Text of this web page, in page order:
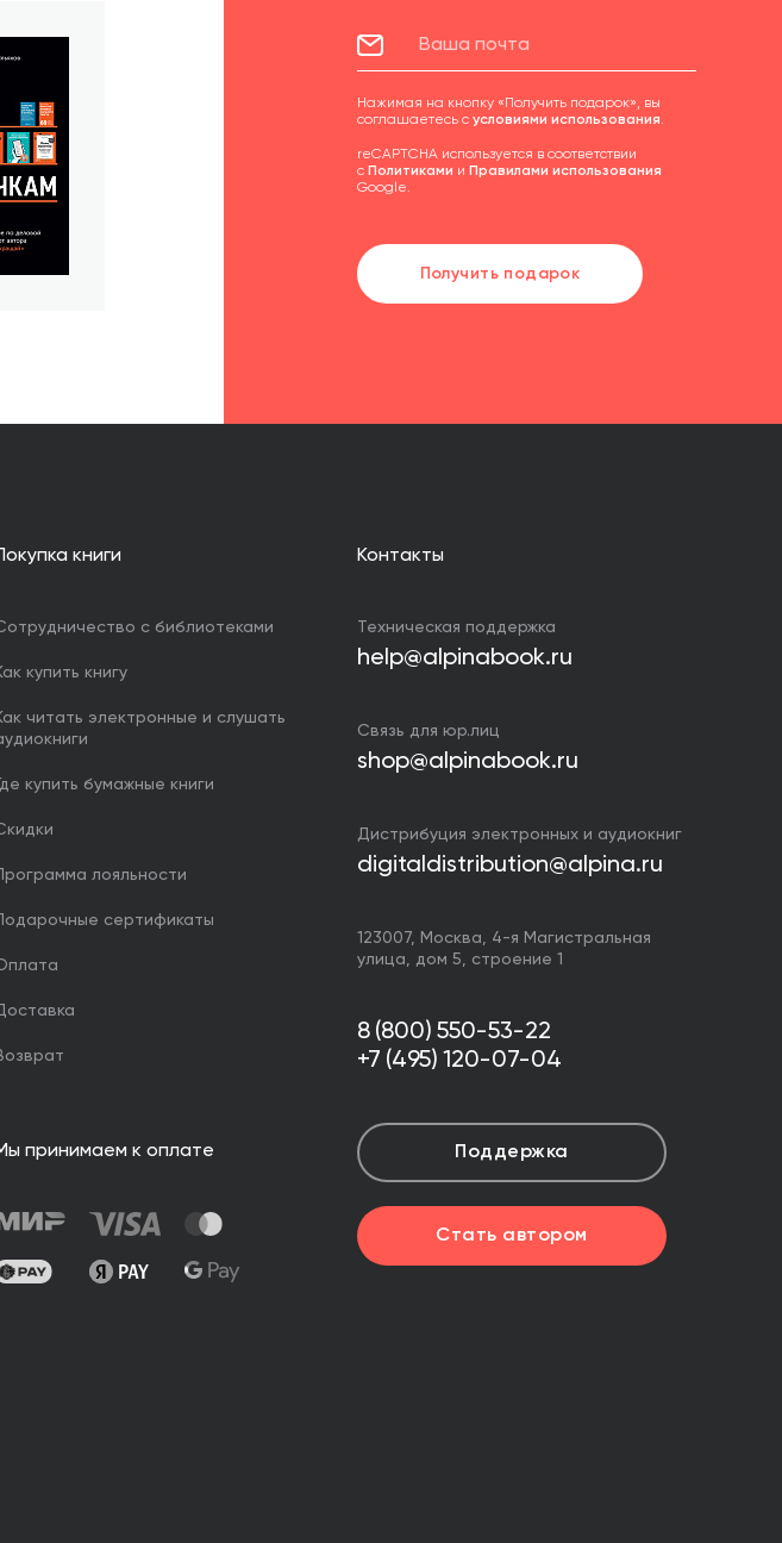
Нажимая на кнопку «Получить подарок», вы
соглашаетесь с условиями использования.
reCAPTCHA используется в соответствии
с Политиками и Правилами использования
Google.
Получить подарок
книги
с библиотеками
купить книгу
читать электронные и слушать
Где купить бумажные книги
Программа лояльности
Подарочные сертификаты
принимаем к оплате
Контакты
Техническая поддержка
help@alpinabook.ru
Связь для юр.лиц
shop@alpinabook.ru
Дистрибуция электронных и аудиокниг
digitaldistribution@alpina.ru
123007, Москва, 4-я Магистральная
улица, дом 5, строение 1
8 (800) 550-53-22
+7 (495) 120-07-04
Поддержка
Стать автором